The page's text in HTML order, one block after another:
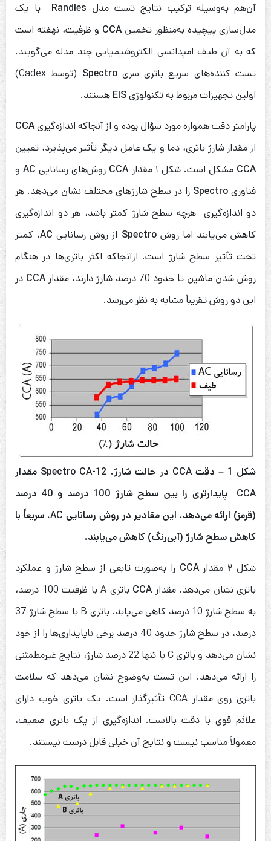
آن‌هم به‌وسیله ترکیب نتایج تست مدل Randles
با یک
مدل‌سازی پیچیده به‌منظور تخمینCCA و ظرفیت، نهفته است
که به آن طیف امپدانسی الکتروشیمیایی چند مدله می‌گویند.
تست کننده‌های سریع باتری سریSpectro
(توسط Cadex)
اولین تجهیزات مربوط به تکنولوژیEIS هستند.
پارامتر دقت همواره مورد سؤال بوده و از آنجاکه اندازه‌گیریCCA
از مقدار شارژ باتری، دما و یک عامل دیگر تأثیر می‌پذیرد، تعیین
CCA مشکل است. شکل ۱ مقدار CCA روش‌های رسانایی ACو
فناوری Spectro را در سطح شارژهای مختلف نشان می‌دهد. هر
دو اندازه‌گیری هرچه سطح شارژ کمتر باشد، هر دو اندازه‌گیری
کاهش می‌یابند اما روشSpectro از روش رسانایی AC، کمتر
تحت تأثیر سطح شارژ است. ازآنجاکه اکثر باتری‌ها در هنگام
روش شدن ماشین تا حدود 70 درصد شارژ دارند، مقدار
CCA در
این دو روش تقریباً مشابه به نظر می‌رسد.
شکل 1 – دقتCCA در حالت شارژ. Spectro CA-12
مقدار
CCA
پایدارتری را بین سطح شارژ 100 درصد و 40 درصد
(قرمز) ارائه می‌دهد. این مقادیر در روش رسانایی AC، سریعاً با
کاهش سطح شارژ (آبی‌رنگ) کاهش می‌یابند.
شکل ۲ مقدارCCA را به‌صورت تابعی از سطح شارژ و عملکرد
باتری نشان می‌دهد. مقدارCCA
باتری A با ظرفیت 100 درصد،
به سطح شارژ 10 درصد کاهی می‌یابد. باتری B با سطح شارژ 37
درصد، در سطح شارژ حدود 40 درصد برخی ناپایداری‌ها را از خود
نشان می‌دهد و باتری C با تنها 22 درصد شارژ، نتایج غیرمطمئنی
را ارائه می‌دهد. این تست به‌وضوح نشان می‌دهد که سلامت
باتری روی مقدار CCA تأثیرگذار است. یک باتری خوب دارای
علائم قوی با دقت بالاست. اندازه‌گیری از یک باتری ضعیف،
معمولاً مناسب نیست و نتایج آن خیلی قابل درست نیستند.